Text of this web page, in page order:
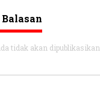
tidak akan dipublikasikan.